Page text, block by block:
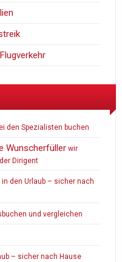
den Spezialisten buchen
Wunscherfüller wir
Dirigent
in den Urlaub – sicher nach
und vergleichen
– sicher nach Hause